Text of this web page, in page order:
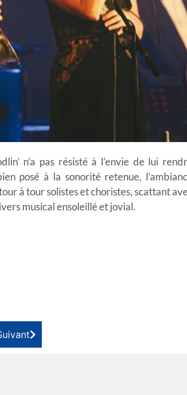
n’a pas résisté à l’envie de lui
posé à la sonorité retenue,
à tour solistes et choristes, scattant
musical ensoleillé et jovial.